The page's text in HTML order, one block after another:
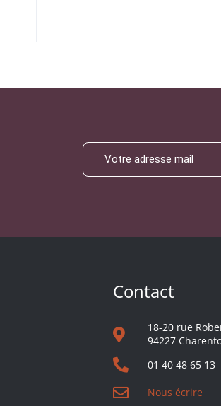
Contact
18-20 rue
94227
01 40 48 65 13
Nous écrire